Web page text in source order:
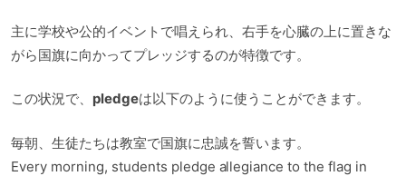
主に学校や公的イベントで唱えられ、右手を心臓の上に置きな
がら国旗に向かってプレッジするのが特徴です。
この状況で、 pledgeは以下のように使うことができます。
毎朝、生徒たちは教室で国旗に忠誠を誓います。
Every morning, students pledge allegiance to the flag in